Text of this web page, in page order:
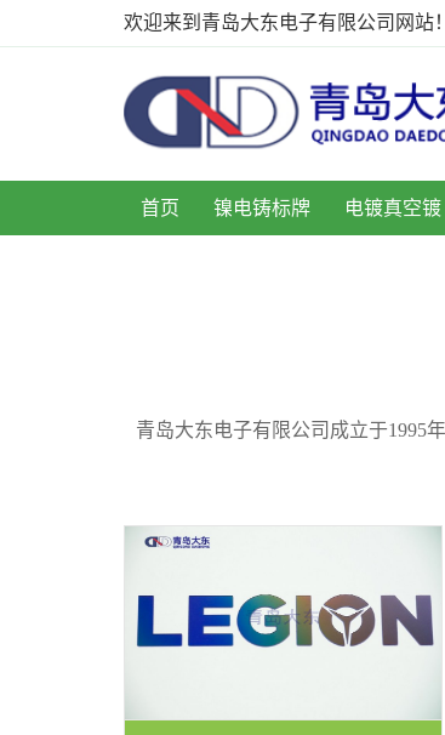
欢迎来到青岛大东电子有限公司网站！
首页 镍电铸标牌 电镀真空镀
青岛大东电子有限公司成立于1995